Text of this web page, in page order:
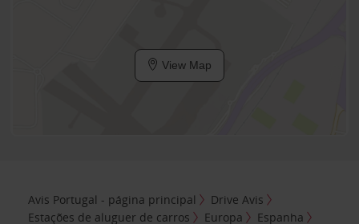
View Map
Avis Portugal - página principal
Drive Avis
Estações de aluguer de carros
Europa
Espanha